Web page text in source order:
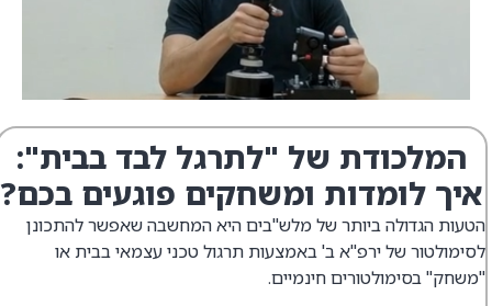
המלכודת של "לתרגל לבד בבית":
איך לומדות ומשחקים פוגעים בכם?
הטעות הגדולה ביותר של מלש"בים היא המחשבה שאפשר להתכונן
לסימולטור של ירפ"א ב' באמצעות תרגול טכני עצמאי בבית או
"משחק" בסימולטורים חינמיים.